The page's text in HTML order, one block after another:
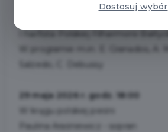
29 maja 2026 r. godz. 18:00
W kręgu polskiej pieśni
Paulina Araśniewicz - sopran
Dostosuj wybór